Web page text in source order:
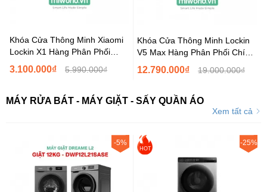
Khóa Cửa Thông Minh Xiaomi
Lockin X1 Hàng Phân Phối
Chính Hãng Bản Quốc...
3.100.000₫ 5.990.000₫
Khóa Cửa Thông Minh Lockin
V5 Max Hàng Phân Phối Chính
Hãng Bản...
12.790.000₫ 19.000.000₫
MÁY RỬA BÁT - MÁY GIẶT - SẤY QUẦN ÁO
Xem tất cả
-5%
HOT
-25%